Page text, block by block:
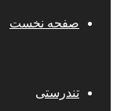
صفحه نخست
تندرستی